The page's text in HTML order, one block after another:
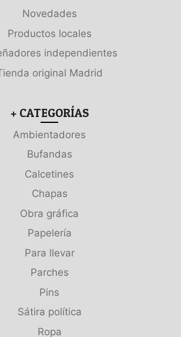
Novedades
Productos locales
independientes
original Madrid
+ CATEGORÍAS
Ambientadores
Bufandas
Calcetines
Chapas
Obra gráfica
Papelería
Para llevar
Parches
Pins
Sátira política
Ropa